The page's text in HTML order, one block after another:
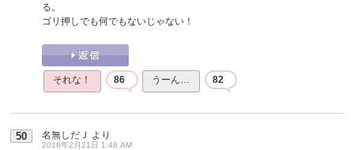
る。
ゴリ押しでも何でもないじゃない！
それな！ 86 うーん… 82
50 名無しだＪ より
2016年2月21日 1:48 AM